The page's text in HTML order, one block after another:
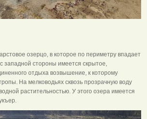
озерцо, в которое по периметру впадает
западной стороны имеется скрытое,
отдыха возвышение, к которому
На мелководьях сквозь прозрачную воду
растительностью. У этого озера имеется